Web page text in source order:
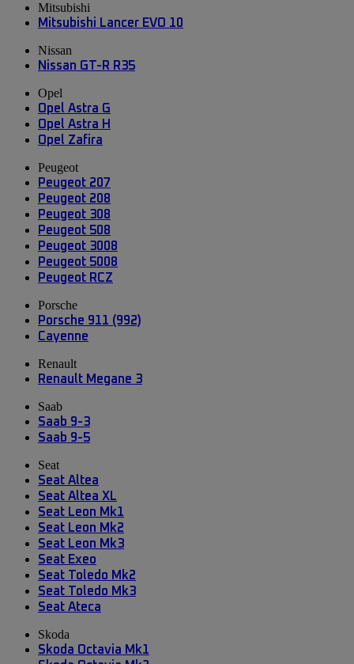
Mitsubishi
Mitsubishi Lancer EVO 10
Nissan
Nissan GT-R R35
Opel
Opel Astra G
Opel Astra H
Opel Zafira
Peugeot
Peugeot 207
Peugeot 208
Peugeot 308
Peugeot 508
Peugeot 3008
Peugeot 5008
Peugeot RCZ
Porsche
Porsche 911 (992)
Cayenne
Renault
Renault Megane 3
Saab
Saab 9-3
Saab 9-5
Seat
Seat Altea
Seat Altea XL
Seat Leon Mk1
Seat Leon Mk2
Seat Leon Mk3
Seat Exeo
Seat Toledo Mk2
Seat Toledo Mk3
Seat Ateca
Skoda
Skoda Octavia Mk1